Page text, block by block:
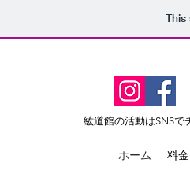
紘道館の活動はSNSで
ホーム 料